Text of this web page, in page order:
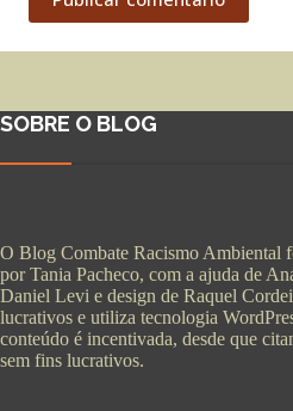
SOBRE O BLOG
O Blog Combate Racismo Ambiental
por Tania Pacheco, com a ajuda de
Daniel Levi e design de Raquel
lucrativos e utiliza tecnologia
conteúdo é incentivada, desde que
sem fins lucrativos.